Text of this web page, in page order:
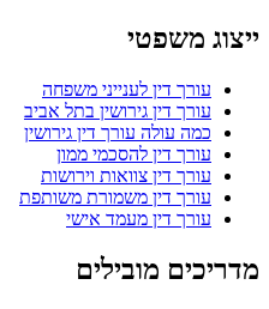
ייצוג משפטי
עורך דין לענייני משפחה
עורך דין גירושין בתל אביב
כמה עולה עורך דין גירושין
עורך דין להסכמי ממון
עורך דין צוואות וירושות
עורך דין משמורת משותפת
עורך דין מעמד אישי
מדריכים מובילים